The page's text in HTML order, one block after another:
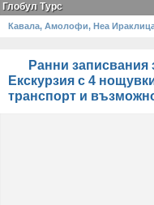
Глобул Турс
Кавала, Амолофи, Неа
Ранни записвания
Екскурзия с 4
транспорт и